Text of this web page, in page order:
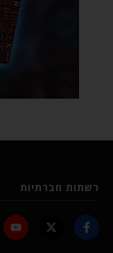
רשתות חברתיות